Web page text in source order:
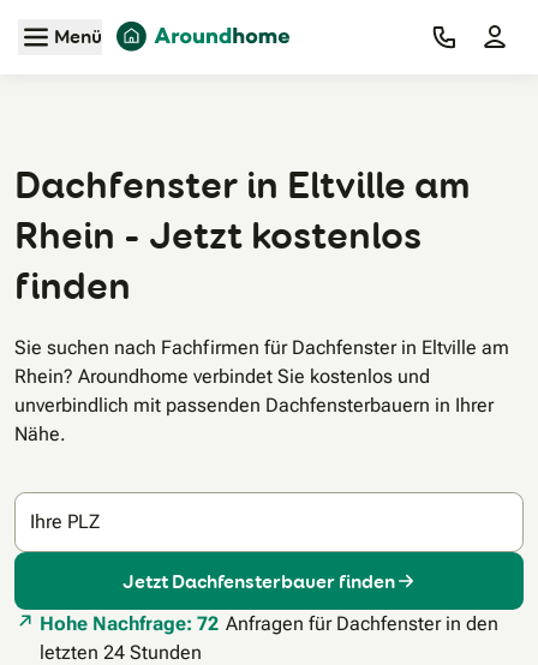
Zum Hauptinhalt
Menü
Dachfenster in Eltville am
Rhein - Jetzt kostenlos
finden
Sie suchen nach Fachfirmen für Dachfenster in Eltville am
Rhein? Aroundhome verbindet Sie kostenlos und
unverbindlich mit passenden Dachfensterbauern in Ihrer
Nähe.
Ihre PLZ
Jetzt Dachfensterbauer finden
Hohe Nachfrage: 72 Anfragen für Dachfenster in den
letzten 24 Stunden